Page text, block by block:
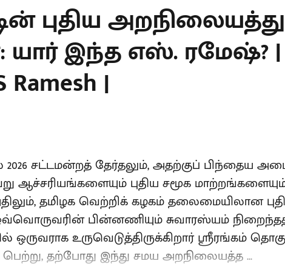
புதிய
இந்த எஸ். ரமேஷ்? |
|
2026 சட்டமன்றத் தேர்தலும், அதற்குப் பிந்தைய
ஆச்சரியங்களையும் புதிய சமூக
தமிழக வெற்றிக் கழகம் தலைமையிலான
பின்னணியும் சுவாரஸ்யம்
ஒருவராக உருவெடுத்திருக்கிறார் ஸ்ரீரங்கம்
பெற்று, தற்போது இந்து சமய அறநிலையத்த ...